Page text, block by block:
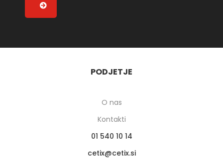
PODJETJE
O nas
Kontakti
01 540 10 14
cetix
cetix.si